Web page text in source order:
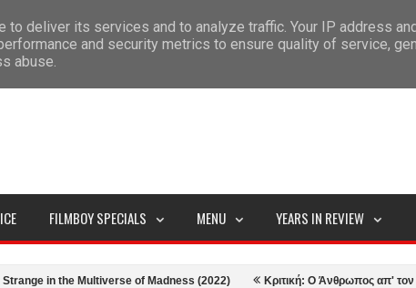
SITEMAP
FILMBOY SPECIALS MENU YEARS IN REVIEW
in the Multiverse of Madness (2022) Κριτική: Ο Άνθρωπος απ' τον Βορρά
deliver its services and to analyze traffic. Your IP address
and security metrics to ensure quality of service,
abuse.